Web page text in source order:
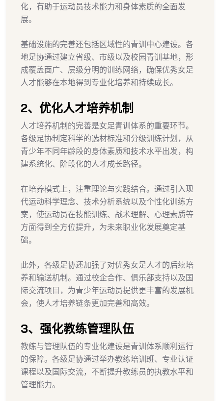
化，有助于运动员技术能力和身体素质的全面发
展。
基础设施的完善还包括区域性的青训中心建设。各
地足协通过建立省级、市级以及校园青训基地，形
成覆盖面广、层级分明的训练网络，确保优秀女足
人才能够在本地得到专业化培养和持续成长。
2、优化人才培养机制
人才培养机制的完善是女足青训体系的重要环节。
各级足协制定科学的选材标准和分级训练计划，从
青少年不同年龄段的身体素质和技术水平出发，构
建系统化、阶段化的人才成长路径。
在培养模式上，注重理论与实践结合。通过引入现
代运动科学理念、技术分析系统以及个性化训练方
案，使运动员在技能训练、战术理解、心理素质等
方面得到全方位提升，为未来职业化发展奠定基
础。
此外，各级足协还加强了对优秀女足人才的后续培
养和输送机制。通过校企合作、俱乐部支持以及国
际交流项目，为青少年运动员提供更丰富的发展机
会，使人才培养链条更加完善和高效。
3、强化教练管理队伍
教练与管理队伍的专业化建设是青训体系顺利运行
的保障。各级足协通过举办教练培训班、专业认证
课程以及国际交流，不断提升教练员的执教水平和
管理能力。